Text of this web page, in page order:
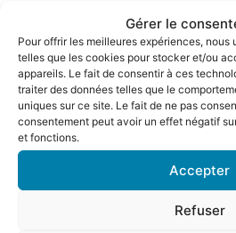
Gérer le
Pour offrir les meilleures expériences,
telles que les cookies pour stocker et/ou
appareils. Le fait de consentir à ces
traiter des données telles que le
uniques sur ce site. Le fait de ne pas
consentement peut avoir un effet négatif
et fonctions.
Accepter
Refuser
23 rue Porte de la Monnaie,
-